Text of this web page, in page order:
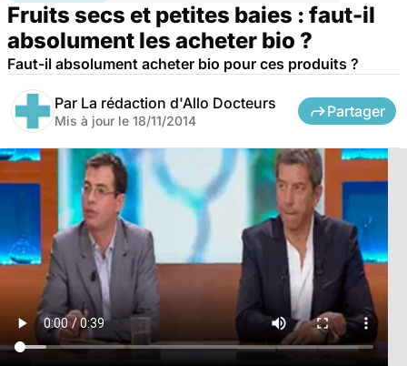
Fruits secs et petites baies : faut-il
absolument les acheter bio ?
Faut-il absolument acheter bio pour ces produits ?
Par La rédaction d'Allo Docteurs
Mis à jour le 18/11/2014
Partager